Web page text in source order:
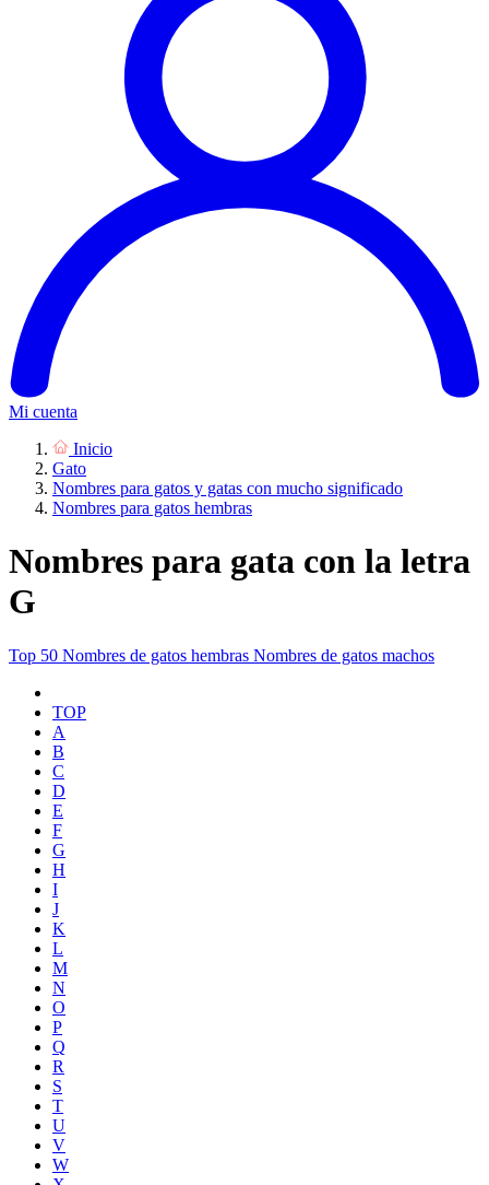
Mi cuenta
Inicio
Gato
Nombres para gatos y gatas con mucho significado
Nombres para gatos hembras
Nombres para gata con la letra
G
Top 50 Nombres de gatos hembras Nombres de gatos machos
TOP
A
B
C
D
E
F
G
H
I
J
K
L
M
N
O
P
Q
R
S
T
U
V
W